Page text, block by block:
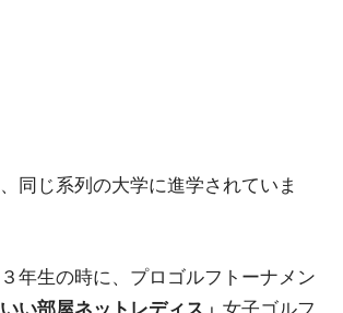
同じ系列の大学に進学されていま
年生の時に、プロゴルフトーナメン